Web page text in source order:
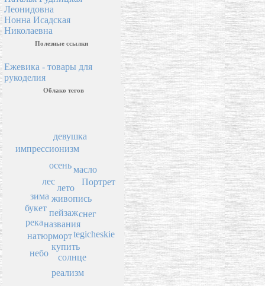
Леонидовна
Нонна Исадская
Николаевна
Полезные ссылки
Ежевика - товары для
рукоделия
Облако тегов
пейзаж
названия
живопись
лето
натюрморт
купить
солнце
лес
зима
осень
букет
масло
река
снег
tegicheskie
реализм
небо
импрессионизм
Портрет
девушка